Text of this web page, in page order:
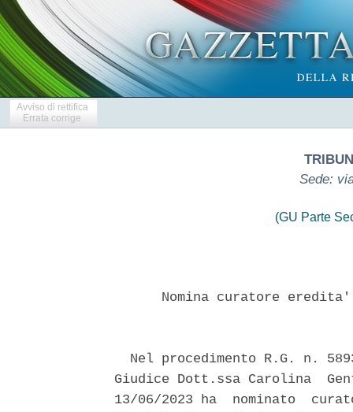
Avviso di rettifica
Errata corrige
Sede:
(GU Parte
Nomina curatore
Nel procedimento R.G. n.
Giudice Dott.ssa Carolina
13/06/2023 ha  nominato